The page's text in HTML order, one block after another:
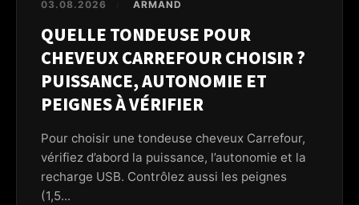
03.08.2026 ARMAND
QUELLE TONDEUSE POUR
CHEVEUX CARREFOUR CHOISIR ?
PUISSANCE, AUTONOMIE ET
PEIGNES À VÉRIFIER
Pour choisir une tondeuse cheveux Carrefour,
vérifiez d’abord la puissance, l’autonomie et la
recharge USB. Contrôlez aussi les peignes
(1,5...